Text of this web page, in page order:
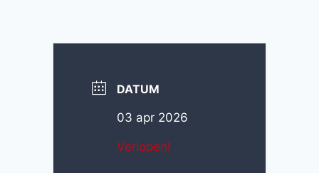
DATUM
03 apr 2026
Verlopen!